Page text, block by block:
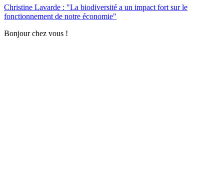
Christine Lavarde : "La biodiversité a un impact fort sur le
fonctionnement de notre économie"
Bonjour chez vous !